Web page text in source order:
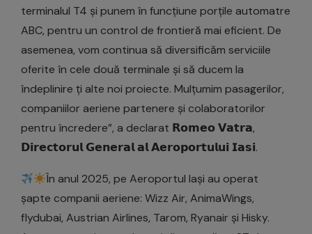
terminalul T4 și punem în funcțiune porțile automatre
ABC, pentru un control de frontieră mai eficient. De
asemenea, vom continua să diversificăm serviciile
oferite în cele două terminale și să ducem la
îndeplinire ți alte noi proiecte. Mulțumim pasagerilor,
companiilor aeriene partenere și colaboratorilor
pentru încredere”, a declarat 𝗥𝗼𝗺𝗲𝗼 𝗩𝗮𝘁𝗿𝗮,
𝗗𝗶𝗿𝗲𝗰𝘁𝗼𝗿𝘂𝗹 𝗚𝗲𝗻𝗲𝗿𝗮𝗹 𝗮𝗹 𝗔𝗲𝗿𝗼𝗽𝗼𝗿𝘁𝘂𝗹𝘂𝗶 𝗜𝗮𝘀𝗶.
În anul 2025, pe Aeroportul Iași au operat
șapte companii aeriene: Wizz Air, AnimaWings,
flydubai, Austrian Airlines, Tarom, Ryanair și Hisky.